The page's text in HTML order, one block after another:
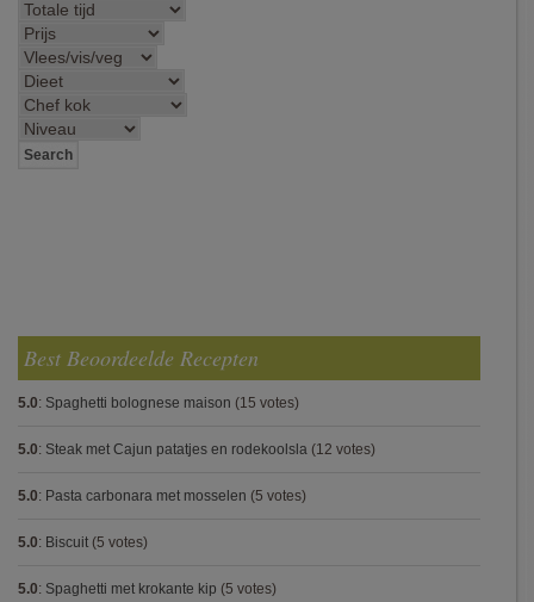
Best Beoordeelde Recepten
5.0: Spaghetti bolognese maison (15 votes)
5.0: Steak met Cajun patatjes en rodekoolsla (12 votes)
5.0: Pasta carbonara met mosselen (5 votes)
5.0: Biscuit (5 votes)
5.0: Spaghetti met krokante kip (5 votes)